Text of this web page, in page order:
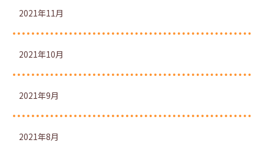
2021年11月
2021年10月
2021年9月
2021年8月